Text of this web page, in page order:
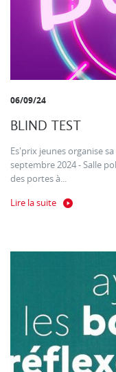
06/09/24
BLIND TEST
Es'prix jeunes organise
septembre 2024 - Salle
des portes à...
Lire la suite